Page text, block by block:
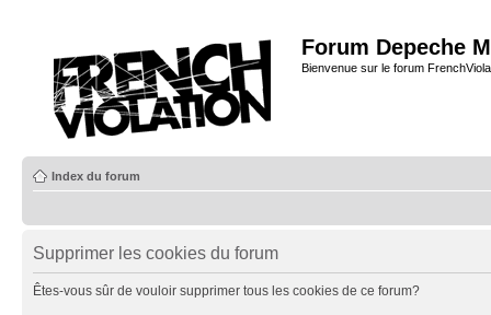
Forum Depeche
Bienvenue sur le forum
Index du forum
Supprimer les cookies du forum
Êtes-vous sûr de vouloir supprimer tous les cookies de ce forum?